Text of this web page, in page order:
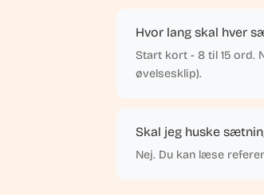
Hvor lang skal hver
Start kort - 8 til 15 ord.
øvelsesklip).
Skal jeg huske
Nej. Du kan læse